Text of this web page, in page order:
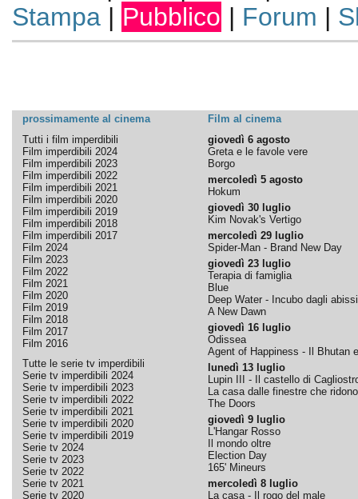
Stampa| Pubblico | Forum |
prossimamente al cinema
Film al cinema
Tutti i film imperdibili
Film imperdibili 2024
Film imperdibili 2023
Film imperdibili 2022
Film imperdibili 2021
Film imperdibili 2020
Film imperdibili 2019
Film imperdibili 2018
Film imperdibili 2017
Film 2024
Film 2023
Film 2022
Film 2021
Film 2020
Film 2019
Film 2018
Film 2017
Film 2016
Tutte le serie tv imperdibili
Serie tv imperdibili 2024
Serie tv imperdibili 2023
Serie tv imperdibili 2022
Serie tv imperdibili 2021
Serie tv imperdibili 2020
Serie tv imperdibili 2019
Serie tv 2024
Serie tv 2023
Serie tv 2022
Serie tv 2021
Serie tv 2020
giovedì 6 agosto
Greta e le favole vere
Borgo
mercoledì 5 agosto
Hokum
giovedì 30 luglio
Kim Novak's Vertigo
mercoledì 29 luglio
Spider-Man - Brand New Day
giovedì 23 luglio
Terapia di famiglia
Blue
Deep Water - Incubo dagli abissi
A New Dawn
giovedì 16 luglio
Odissea
Agent of Happiness - Il Bhutan
lunedì 13 luglio
Lupin III - Il castello di
La casa dalle finestre che ridono
The Doors
giovedì 9 luglio
L'Hangar Rosso
Il mondo oltre
Election Day
165' Mineurs
mercoledì 8 luglio
La casa - Il rogo del male